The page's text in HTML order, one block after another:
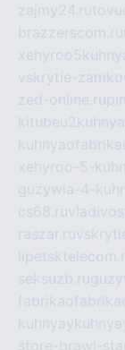
zajmy24.ru
brazzerscom.ru
vskrytie-
zed-online.ru
xehyroo-5-
guzywia-4-
cs68.ru
raszar.ru
seksuzb.ru
store-brawl-